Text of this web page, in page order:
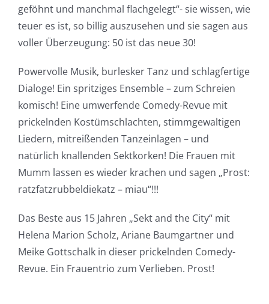
geföhnt und manchmal flachgelegt“- sie wissen, wie
teuer es ist, so billig auszusehen und sie sagen aus
voller Überzeugung: 50 ist das neue 30!
Powervolle Musik, burlesker Tanz und schlagfertige
Dialoge! Ein spritziges Ensemble – zum Schreien
komisch! Eine umwerfende Comedy-Revue mit
prickelnden Kostümschlachten, stimmgewaltigen
Liedern, mitreißenden Tanzeinlagen – und
natürlich knallenden Sektkorken! Die Frauen mit
Mumm lassen es wieder krachen und sagen „Prost:
ratzfatzrubbeldiekatz – miau“!!!
Das Beste aus 15 Jahren „Sekt and the City“ mit
Helena Marion Scholz, Ariane Baumgartner und
Meike Gottschalk in dieser prickelnden Comedy-
Revue. Ein Frauentrio zum Verlieben. Prost!